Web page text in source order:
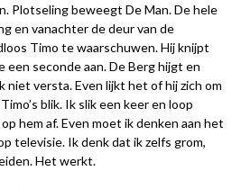
Plotseling beweegt De Man. De hele
en vanachter de deur van de
Timo te waarschuwen. Hij knijpt
een seconde aan. De Berg hijgt en
versta. Even lijkt het of hij zich om
blik. Ik slik een keer en loop
hem af. Even moet ik denken aan het
televisie. Ik denk dat ik zelfs grom,
Het werkt.